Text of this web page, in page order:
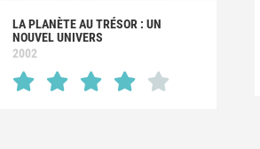
LA PLANÈTE AU TRÉSOR : UN
NOUVEL UNIVERS
2002